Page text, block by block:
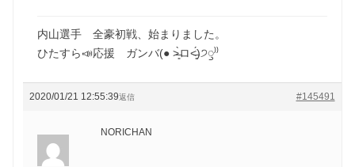
内山選手 全豪初戦、始まりました。
ひたすら📣応援 ガンバ(● ˃̶͈̀ロ˂̶͈́)੭ꠥ⁾⁾
2020/01/21 12:55:39 #145491
返信
NORICHAN